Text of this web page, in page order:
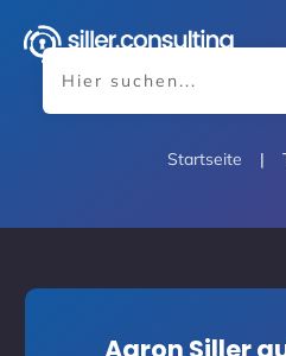
Startseite |